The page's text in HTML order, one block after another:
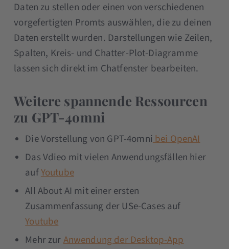
Daten zu stellen oder einen von verschiedenen
vorgefertigten Promts auswählen, die zu deinen
Daten erstellt wurden. Darstellungen wie Zeilen,
Spalten, Kreis- und Chatter-Plot-Diagramme
lassen sich direkt im Chatfenster bearbeiten.
Weitere spannende Ressourcen
zu GPT-4omni
Die Vorstellung von GPT-4omnibei OpenAI
Das Vdieo mit vielen Anwendungsfällen hier
aufYoutube
All About AI mit einer ersten
Zusammenfassung der USe-Cases auf
Youtube
Mehr zurAnwendung der Desktop-App